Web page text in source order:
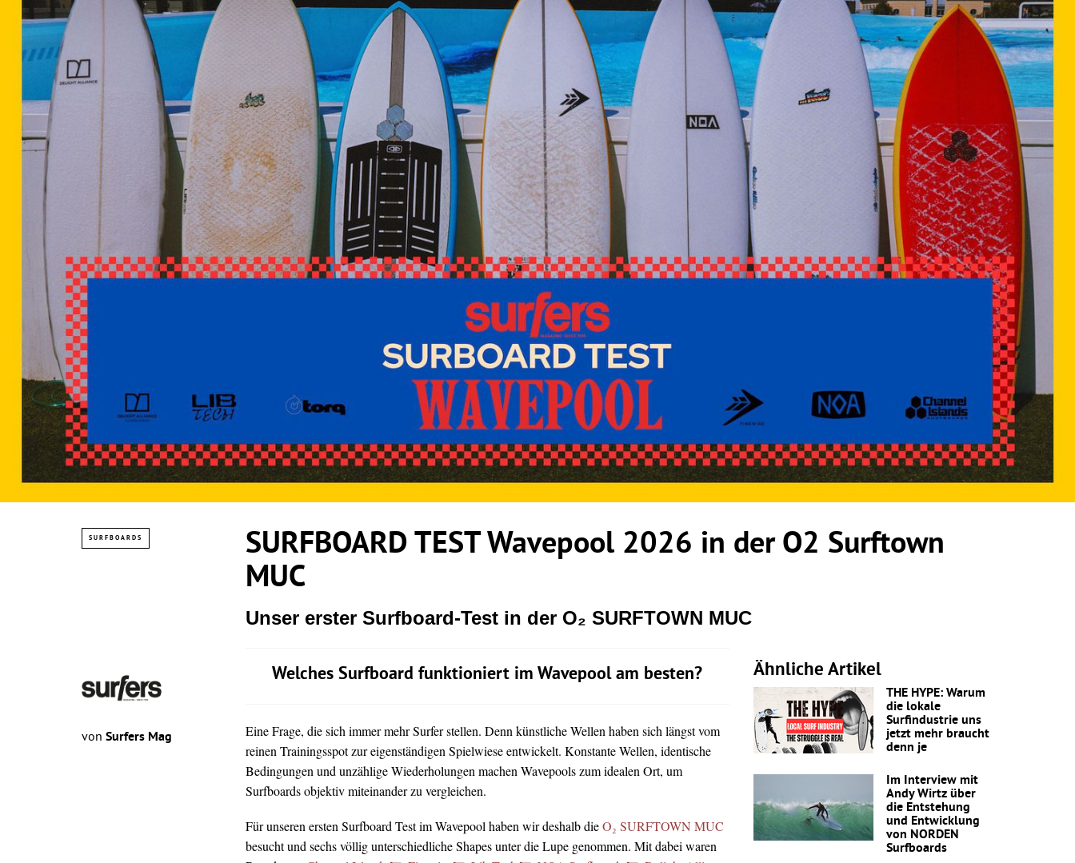
SURFBOARDS
SURFBOARD TEST Wavepool 2026 in der O2 Surftown
MUC
Unser erster Surfboard-Test in der O₂ SURFTOWN MUC
von Surfers Mag
Welches Surfboard funktioniert im Wavepool am besten?
Eine Frage, die sich immer mehr Surfer stellen. Denn künstliche Wellen haben sich längst vom
reinen Trainingsspot zur eigenständigen Spielwiese entwickelt. Konstante Wellen, identische
Bedingungen und unzählige Wiederholungen machen Wavepools zum idealen Ort, um
Surfboards objektiv miteinander zu vergleichen.
Für unseren ersten Surfboard Test im Wavepool haben wir deshalb dieO₂ SURFTOWN MUC
besucht und sechs völlig unterschiedliche Shapes unter die Lupe genommen. Mit dabei waren
Ähnliche Artikel
THE HYPE: Warum
die lokale
Surfindustrie uns
jetzt mehr braucht
denn je
Im Interview mit
Andy Wirtz über
die Entstehung
und Entwicklung
von NORDEN
Surfboards